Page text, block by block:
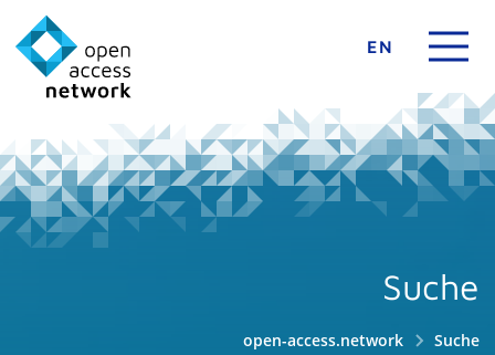
EN
Suche
open-access.network Suche